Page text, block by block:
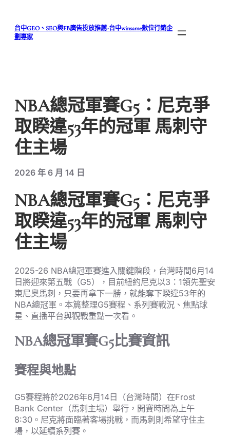
台中GEO、SEO與FB廣告投放推薦-台中winsame數位行銷企
劃專家
NBA總冠軍賽G5：尼克爭
取睽違53年的冠軍 馬刺守
住主場
2026 年 6 月 14 日
NBA總冠軍賽G5：尼克爭
取睽違53年的冠軍 馬刺守
住主場
2025-26 NBA總冠軍賽進入關鍵階段，台灣時間6月14
日將迎來第五戰（G5），目前紐約尼克以3：1領先聖安
東尼奧馬刺，只要再拿下一勝，就能奪下睽違53年的
NBA總冠軍。本篇整理G5賽程、系列賽戰況、焦點球
星、直播平台與觀戰重點一次看。
NBA總冠軍賽G5比賽資訊
賽程與地點
G5賽程將於2026年6月14日（台灣時間）在Frost
Bank Center（馬刺主場）舉行，開賽時間為上午
8:30。尼克將面臨著客場挑戰，而馬刺則希望守住主
場，以延續系列賽。